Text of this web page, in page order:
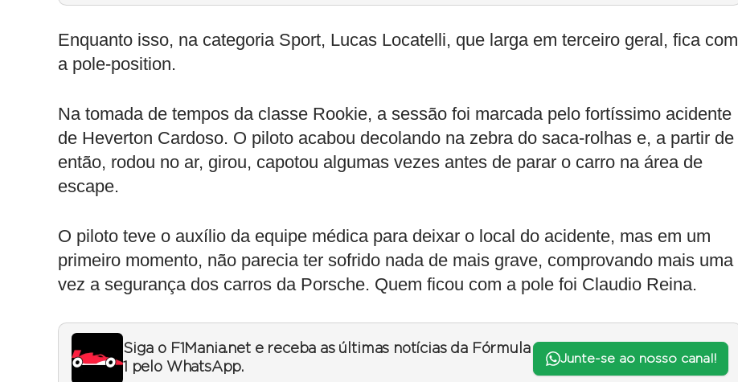
Enquanto isso, na categoria Sport, Lucas Locatelli, que larga em terceiro geral, fica com
a pole-position.
Na tomada de tempos da classe Rookie, a sessão foi marcada pelo fortíssimo acidente
de Heverton Cardoso. O piloto acabou decolando na zebra do saca-rolhas e, a partir de
então, rodou no ar, girou, capotou algumas vezes antes de parar o carro na área de
escape.
O piloto teve o auxílio da equipe médica para deixar o local do acidente, mas em um
primeiro momento, não parecia ter sofrido nada de mais grave, comprovando mais uma
vez a segurança dos carros da Porsche. Quem ficou com a pole foi Claudio Reina.
Siga o F1Mania.net e receba as últimas notícias da Fórmula
1 pelo WhatsApp.
Junte-se ao nosso canal!